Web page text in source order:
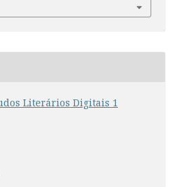
Literários Digitais 1